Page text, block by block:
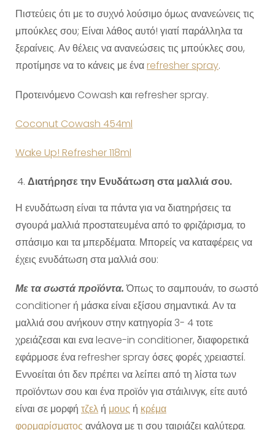
Πιστεύεις ότι με το συχνό λούσιμο όμως ανανεώνεις τις
μπούκλες σου; Είναι λάθος αυτό! γιατί παράλληλα τα
ξεραίνεις. Αν θέλεις να ανανεώσεις τις μπούκλες σου,
προτίμησε να το κάνεις με έναrefresher spray.
Προτεινόμενο Cowash και refresher spray.
Coconut Cowash 454ml
Wake Up! Refresher 118ml
Διατήρησε την Ενυδάτωση στα μαλλιά σου.
Η ενυδάτωση είναι τα πάντα για να διατηρήσεις τα
σγουρά μαλλιά προστατευμένα από το φριζάρισμα, το
σπάσιμο και τα μπερδέματα. Μπορείς να καταφέρεις να
έχεις ενυδάτωση στα μαλλιά σου:
Με τα σωστά προϊόντα.Όπως το σαμπουάν, το σωστό
conditioner ή μάσκα είναι εξίσου σημαντικά. Αν τα
μαλλιά σου ανήκουν στην κατηγορία 3- 4 τοτε
χρειάζεσαι και ενα leave-in conditioner, διαφορετικά
εφάρμοσε ένα refresher spray όσες φορές χρειαστεί.
Εννοείται ότι δεν πρέπει να λείπει από τη λίστα των
προϊόντων σου και ένα προϊόν για στάιλινγκ, είτε αυτό
είναι σε μορφή τζελ ή μους ή κρέμα
φορμαρίσματος ανάλογα με τι σου ταιριάζει καλύτερα.